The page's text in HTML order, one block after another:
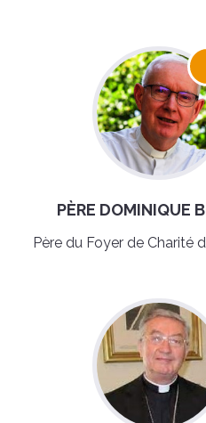
PÈRE DOMINIQUE
Père du Foyer de Charité